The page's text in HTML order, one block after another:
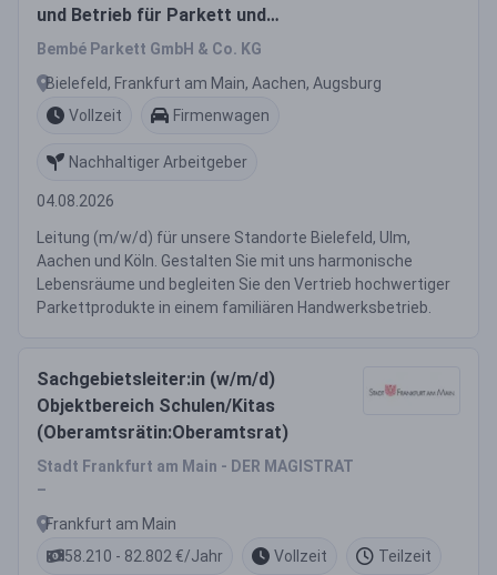
und Betrieb für Parkett und
Bodenbeläge
Bembé Parkett GmbH & Co. KG
Bielefeld, Frankfurt am Main, Aachen, Augsburg
Vollzeit
Firmenwagen
Nachhaltiger Arbeitgeber
04.08.2026
Leitung (m/w/d) für unsere Standorte Bielefeld, Ulm,
Aachen und Köln. Gestalten Sie mit uns harmonische
Lebensräume und begleiten Sie den Vertrieb hochwertiger
Parkettprodukte in einem familiären Handwerksbetrieb.
Sachgebietsleiter:in (w/m/d)
Objektbereich Schulen/Kitas
(Oberamtsrätin:Oberamtsrat)
Stadt Frankfurt am Main - DER MAGISTRAT
–
Frankfurt am Main
58.210 - 82.802 €/Jahr
Vollzeit Teilzeit